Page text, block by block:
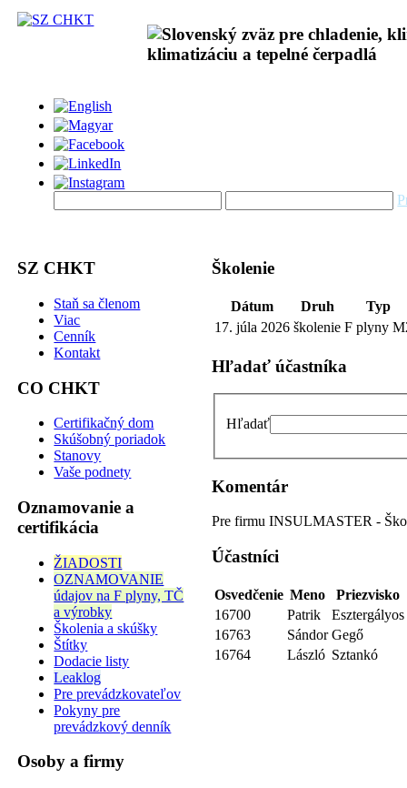
SZ CHKT
Staň sa členom
Viac
Cenník
Kontakt
CO CHKT
Certifikačný dom
Skúšobný poriadok
Stanovy
Vaše podnety
Oznamovanie a
certifikácia
ŽIADOSTI
OZNAMOVANIE
údajov na F plyny, TČ
a výrobky
Školenia a skúšky
Štítky
Dodacie listy
Leaklog
Pre prevádzkovateľov
Pokyny pre
prevádzkový denník
Osoby a firmy
Školenie
Dátum Druh
Typ
17. júla 2026 školenie F plyny
Hľadať účastníka
Hľadať
Komentár
Pre firmu INSULMASTER -
Účastníci
Osvedčenie Meno
Priezvisko
16700
Patrik
Esztergályos
16763
Sándor Gegő
16764
László Sztankó